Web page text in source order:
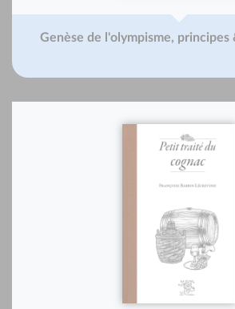
Genèse de l'olympisme, principes